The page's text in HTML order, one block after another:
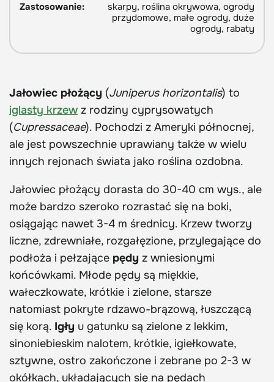
Zastosowanie:
skarpy, roślina okrywowa, ogrody
przydomowe, małe ogrody, duże
ogrody, rabaty
Jałowiec płożący (Juniperus horizontalis) to
iglasty krzew z rodziny cyprysowatych
(Cupressaceae). Pochodzi z Ameryki północnej,
ale jest powszechnie uprawiany także w wielu
innych rejonach świata jako roślina ozdobna.
Jałowiec płożący dorasta do 30-40 cm wys., ale
może bardzo szeroko rozrastać się na boki,
osiągając nawet 3-4 m średnicy. Krzew tworzy
liczne, zdrewniałe, rozgałęzione, przylegające do
podłoża i pełzające pędy z wniesionymi
końcówkami. Młode pędy są miękkie,
wałeczkowate, krótkie i zielone, starsze
natomiast pokryte rdzawo-brązową, łuszczącą
się korą. Igły u gatunku są zielone z lekkim,
sinoniebieskim nalotem, krótkie, igiełkowate,
sztywne, ostro zakończone i zebrane po 2-3 w
okółkach, układających się na pędach